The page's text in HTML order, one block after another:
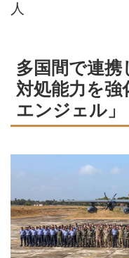
人
多国間で連
対処能力を強
エンジェル」